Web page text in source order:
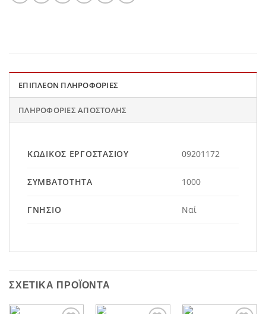
ΕΠΙΠΛΈΟΝ ΠΛΗΡΟΦΟΡΊΕΣ
ΠΛΗΡΟΦΟΡΊΕΣ ΑΠΟΣΤΟΛΉΣ
ΚΩΔΙΚΌΣ ΕΡΓΟΣΤΑΣΊΟΥ 09201172
ΣΥΜΒΑΤΌΤΗΤΑ 1000
ΓΝΉΣΙΟ Ναί
ΣΧΕΤΙΚΆ ΠΡΟΪΌΝΤΑ